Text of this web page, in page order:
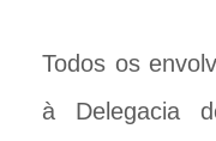
Todos os
à Delegacia